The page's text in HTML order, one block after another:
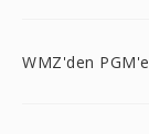
WMZ'den PGM'e